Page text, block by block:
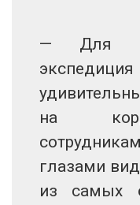
— Для
на
глазами
из самых